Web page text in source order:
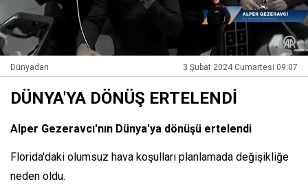
Dünyadan 3 Şubat 2024 Cumartesi 09:07
DÜNYA'YA DÖNÜŞ ERTELENDİ
Alper Gezeravcı'nın Dünya'ya dönüşü ertelendi
Florida'daki olumsuz hava koşulları planlamada değişikliğe
neden oldu.